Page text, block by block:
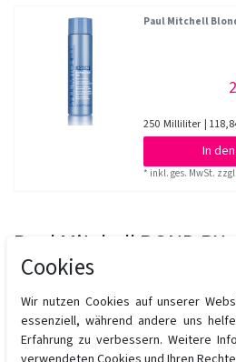
Paul Mitchell
250 Milliliter |
In
* inkl. ges. MwSt.
Paul Mitchell BOND RX
HAARBRUCH
Paul Mitchell® Bond Rx ist ein
Building-System, welches das Haar
Wenn chemische Behandlungen,
Cookies
Wir nutzen Cookies auf unserer
essenziell, während andere uns
Erfahrung zu verbessern. Weitere